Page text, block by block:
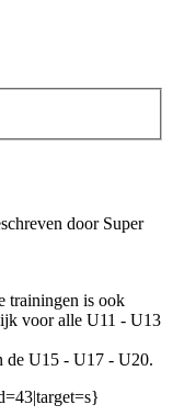
door Super
trainingen is ook
voor alle U11 - U13
de U15 - U17 - U20.